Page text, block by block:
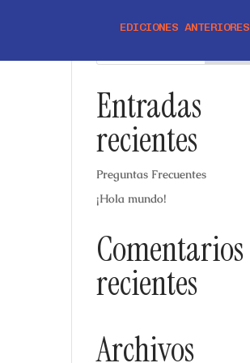
EDICIONES ANTERIORES
Entradas
recientes
Preguntas Frecuentes
¡Hola mundo!
Comentarios
recientes
Archivos